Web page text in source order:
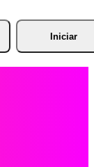
Iniciar